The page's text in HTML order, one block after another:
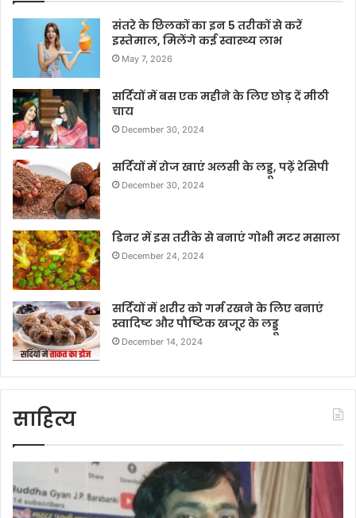
संतरे के छिलकों का इन 5 तरीकों से करें
इस्तेमाल, मिलेंगे कई स्वास्थ्य लाभ
May 7, 2026
सर्दियों में बस एक महीने के लिए छोड़ दें मीठी
चाय
December 30, 2024
सर्दियों में रोज खाएं अलसी के लड्डू, पढ़ें रेसिपी
December 30, 2024
डिनर में इस तरीके से बनाएं गोभी मटर मसाला
December 24, 2024
सर्दियों में शरीर को गर्म रखने के लिए बनाएं
स्वादिष्ट और पौष्टिक खजूर के लड्डू
December 14, 2024
साहित्य